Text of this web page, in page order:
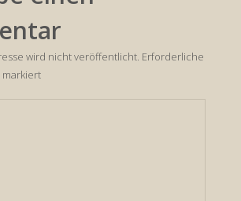
wird nicht veröffentlicht. Erforderliche
markiert